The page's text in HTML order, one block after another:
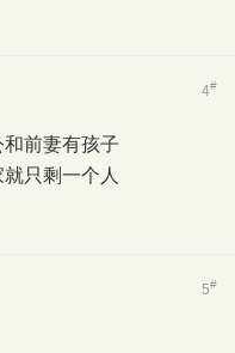
4#
前妻有孩子
只剩一个人
5#